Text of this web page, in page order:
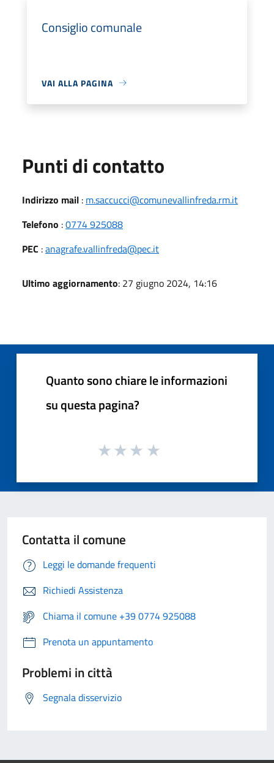
Consiglio comunale
VAI ALLA PAGINA
Punti di contatto
Indirizzo mail : m.saccucci@comunevallinfreda.rm.it
Telefono :0774 925088
PEC :anagrafe.vallinfreda@pec.it
Ultimo aggiornamento: 27 giugno 2024, 14:16
Quanto sono chiare le informazioni
su questa pagina?
Contatta il comune
Leggi le domande frequenti
Richiedi Assistenza
Chiama il comune +39 0774 925088
Prenota un appuntamento
Problemi in città
Segnala disservizio